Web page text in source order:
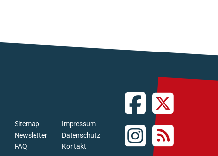
FAQ
Newsletter
Sitemap
Kontakt
Datenschutz
Impressum